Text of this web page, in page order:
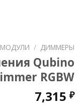
/ ДИММЕРЫ
Qubino
RGBW
7,315 ₽